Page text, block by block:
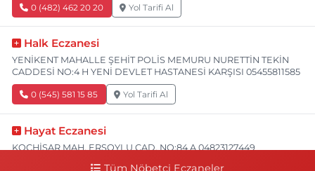
0 (482) 462 20 20 Yol Tarifi Al
Halk Eczanesi
YENİKENT MAHALLE ŞEHİT POLİS MEMURU NURETTİN TEKİN
CADDESİ NO:4 H YENİ DEVLET HASTANESİ KARŞISI 05455811585
0 (545) 581 15 85 Yol Tarifi Al
Hayat Eczanesi
KOÇHİSAR MAH. ERSOYLU CAD. NO:84 A 04823127449
Tüm Nöbetçi Eczaneler